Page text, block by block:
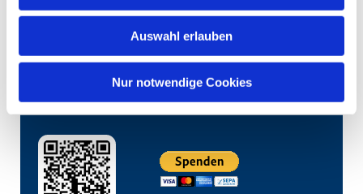
Auswahl erlauben
Nur notwendige Cookies